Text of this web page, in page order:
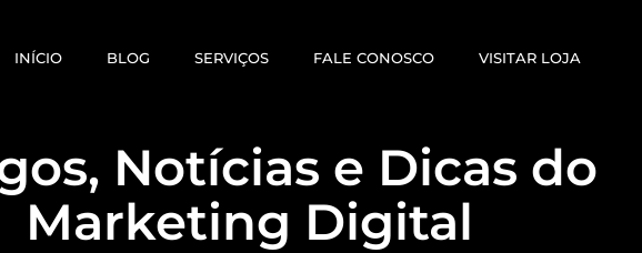
INÍCIO BLOG SERVIÇOS FALE CONOSCO VISITAR LOJA
Notícias e Dicas do
Marketing Digital